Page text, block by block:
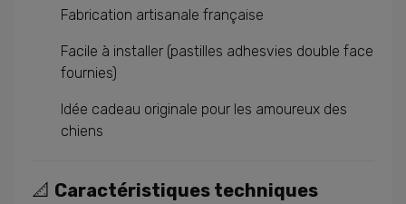
Fabrication artisanale française
Facile à installer (pastilles adhesvies double face
fournies)
Idée cadeau originale pour les amoureux des
chiens
📐 Caractéristiques techniques